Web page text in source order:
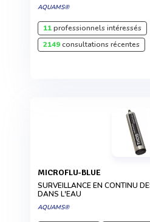
AQUAMS®
11professionnels intéressés
2149consultations récentes
MICROFLU-BLUE
SURVEILLANCE EN CONTINU
DANS L'EAU
AQUAMS®